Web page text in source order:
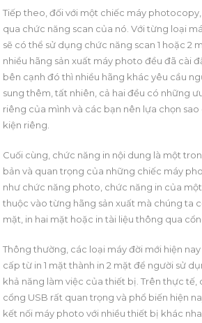
Tiếp theo, đối với một chiếc máy
qua chức năng scan của nó. Với từng loại
sẽ có thể sử dụng chức năng scan 1 hoặc 2
nhiều hãng sản xuất máy photo đều đã cài
bên cạnh đó thì nhiều hãng khác yêu cầu
sung thêm, tất nhiên, cả hai đều có những
riêng của mình và các bạn nên lựa chọn
kiện riêng.
Cuối cùng, chức năng in nội dung là một
bản và quan trọng của những chiếc máy
như chức năng photo, chức năng in của
thuộc vào từng hãng sản xuất mà chúng ta
mặt, in hai mặt hoặc in tài liệu thông qua
Thông thường, các loại máy đời mới hiện
cấp từ in 1 mặt thành in 2 mặt để người sử
khả năng làm việc của thiết bị. Trên thực tế,
cổng USB rất quan trọng và phổ biến hiện
kết nối máy photo với nhiều thiết bị khác